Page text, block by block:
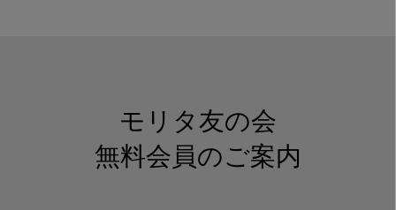
モリタ友の会
無料会員のご案内